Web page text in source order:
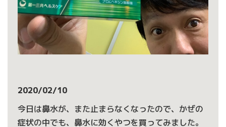
2020/02/10
今日は鼻水が、また止まらなくなったので、かぜの
症状の中でも、鼻水に効くやつを買ってみました。